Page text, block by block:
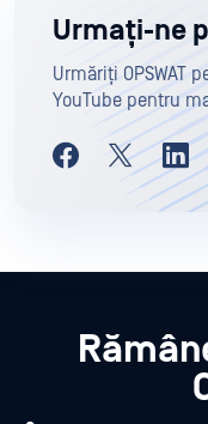
Urmați-ne
Urmăriți OPSWAT
YouTube pentru